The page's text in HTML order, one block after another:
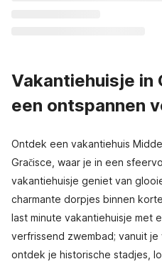
Vakantiehuisje in
een ontspannen
Ontdek een vakantiehuis
Gračisce, waar je in een
vakantiehuisje geniet van
charmante dorpjes binnen
last minute vakantiehuisje met
verfrissend zwembad; vanuit
ontdek je historische stadjes,